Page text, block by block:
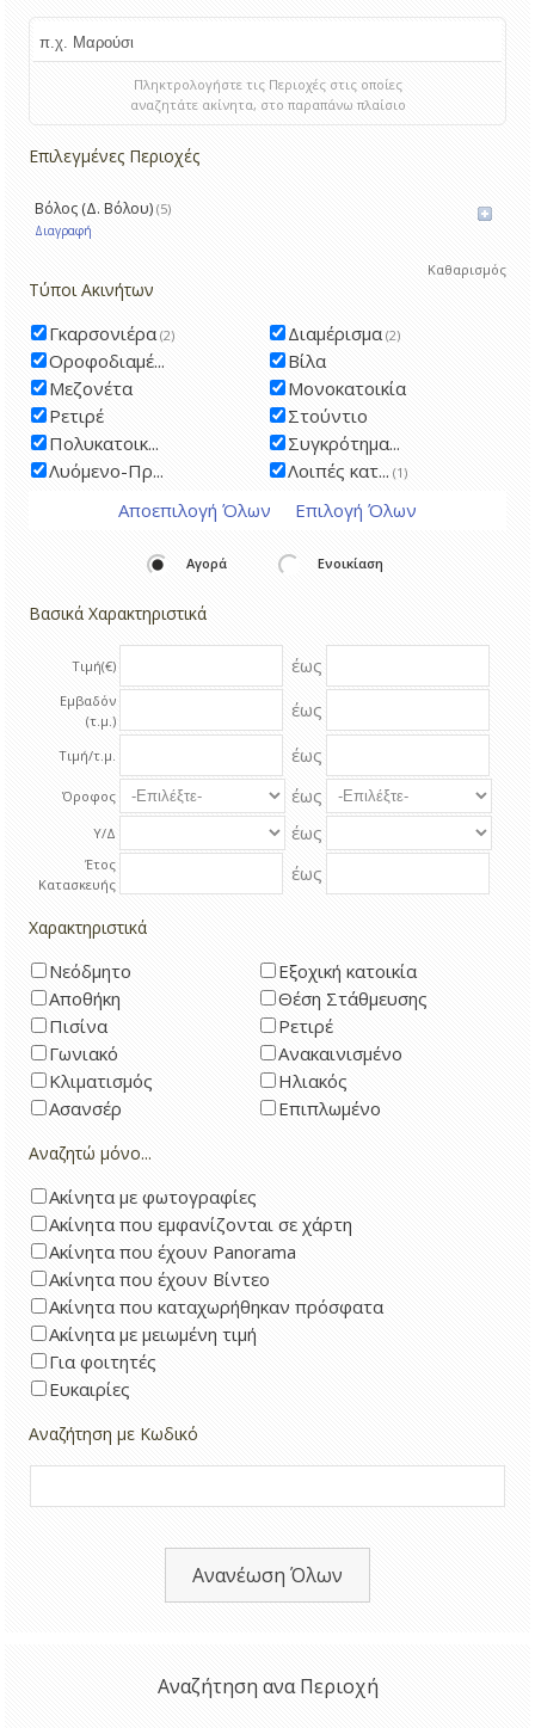
Πληκτρολογήστε τις Περιοχές στις οποίες
αναζητάτε ακίνητα, στο παραπάνω πλαίσιο
Επιλεγμένες Περιοχές
Βόλος (Δ. Βόλου) (5)
Διαγραφή
Καθαρισμός
Τύποι Ακινήτων
Γκαρσονιέρα (2) Διαμέρισμα(2)
Οροφοδιαμέ...
Βίλα
Μεζονέτα
Μονοκατοικία
Ρετιρέ
Στούντιο
Πολυκατοικ...
Συγκρότημα...
Λυόμενο-Πρ...
Λοιπές κατ... (1)
Αποεπιλογή Όλων Επιλογή Όλων
Αγορά Ενοικίαση
Βασικά Χαρακτηριστικά
Τιμή(€) έως
Εμβαδόν
(τ.μ.)
έως
Τιμή/τ.μ. έως
Όροφος έως
Υ/Δ έως
Έτος
Κατασκευής
έως
Χαρακτηριστικά
Νεόδμητο
Εξοχική κατοικία
Αποθήκη
Θέση Στάθμευσης
Πισίνα
Ρετιρέ
Γωνιακό
Ανακαινισμένο
Κλιματισμός
Ηλιακός
Ασανσέρ
Επιπλωμένο
Αναζητώ μόνο...
Ακίνητα με φωτογραφίες
Ακίνητα που εμφανίζονται σε χάρτη
Ακίνητα που έχουν Panorama
Ακίνητα που έχουν Βίντεο
Ακίνητα που καταχωρήθηκαν πρόσφατα
Ακίνητα με μειωμένη τιμή
Για φοιτητές
Ευκαιρίες
Αναζήτηση με Κωδικό
Ανανέωση Όλων
Αναζήτηση ανα Περιοχή